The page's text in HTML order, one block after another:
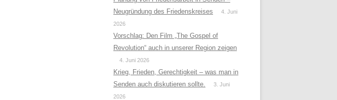
Neugründung des Friedenskreises
4. Juni
2026
Vorschlag: Den Film „The Gospel of
Revolution“ auch in unserer Region zeigen
4. Juni 2026
Krieg, Frieden, Gerechtigkeit – was man in
Senden auch diskutieren sollte.
3. Juni
2026